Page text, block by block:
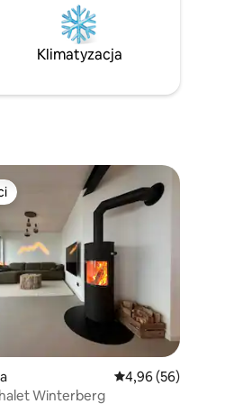
Klimatyzacja
recenzji: 50 Średnia ocena: 4,96
4,96 (56)
Winterberg